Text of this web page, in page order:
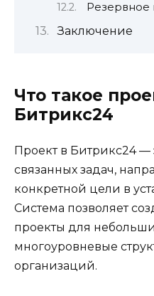
Резервное
Заключение
Что такое
Битрикс24
Проект в Битрикс24
связанных задач,
конкретной цели в
Система позволяет
проекты для
многоуровневые
организаций.